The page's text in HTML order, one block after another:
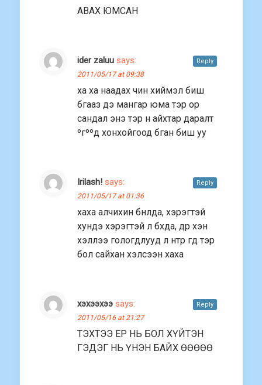
АВАХ ЮМСАН
ider zaluu says:
2011/05/17 at 09:38
ха ха наадах чин хиймэл биш
бгааз дэ мангар юма тэр ор
сандал энэ тэр н айхтар даралт
ºгººд хонхойгоод бган биш уу
Reply
Irilash! says:
2011/05/17 at 01:36
xаxа алчихин бнлда, хэрэгтэй
хундэ хэрэгтэй л бхда, др хэн
хэллээ гологдлууд л нтр гд тэр
бол сайхан хэлсээн хаха
Reply
хэхээхээ says:
2011/05/16 at 21:27
ТЭХТЭЭ ЕР НЬ БОЛ ХҮЙТЭН
ГЭДЭГ НЬ ҮНЭН БАЙХ ӨӨӨӨӨ
Reply